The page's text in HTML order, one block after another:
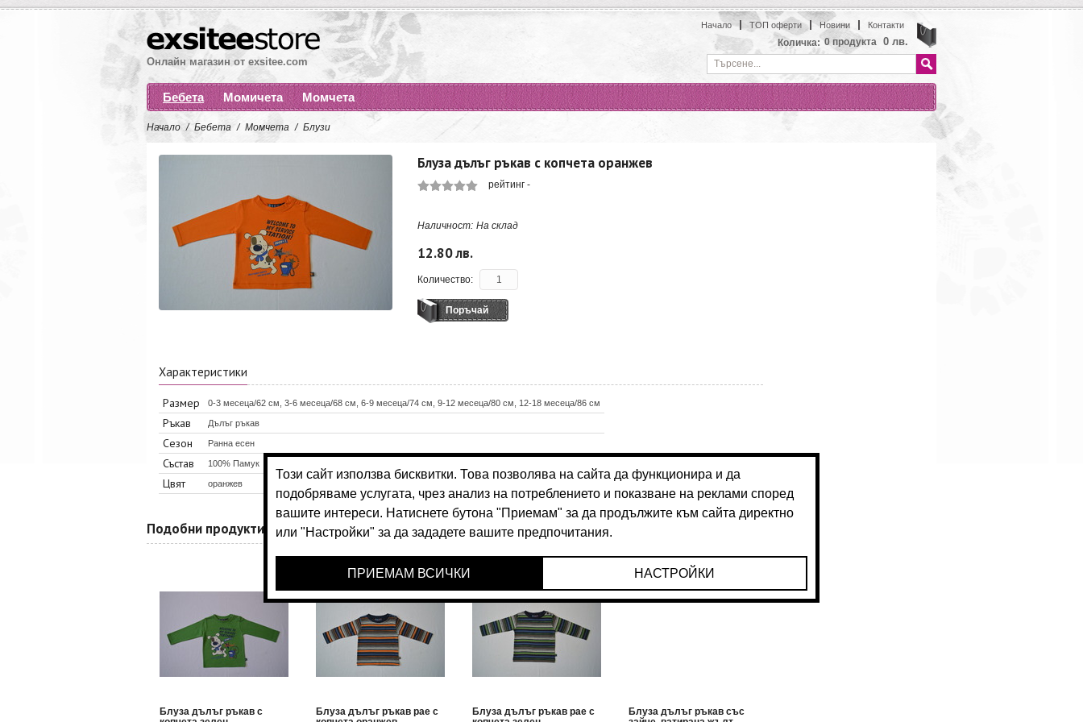
Онлайн магазин от exsitee.com
Начало ТОП оферти Новини Контакти
Количка: 0 продукта 0 лв.
Бебета Момичета Момчета
Начало / Бебета / Момчета / Блузи
Блуза дълъг ръкав с копчета оранжев
рейтинг -
Наличност: На склад
12.80 лв.
Количество:
Поръчай
Характеристики
Размер 0-3 месеца/62 см, 3-6 месеца/68 см, 6-9 месеца/74 см, 9-12 месеца/80 см, 12-18 месеца/86 см
Ръкав Дълъг ръкав
Сезон Ранна есен
Състав 100% Памук
Цвят оранжев
Подобни продукти
Блуза дълъг ръкав с
Блуза дълъг ръкав рае с
Блуза дълъг ръкав рае с
Блуза дълъг ръкав със